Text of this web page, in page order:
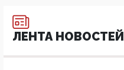
ЛЕНТА НОВОСТЕЙ